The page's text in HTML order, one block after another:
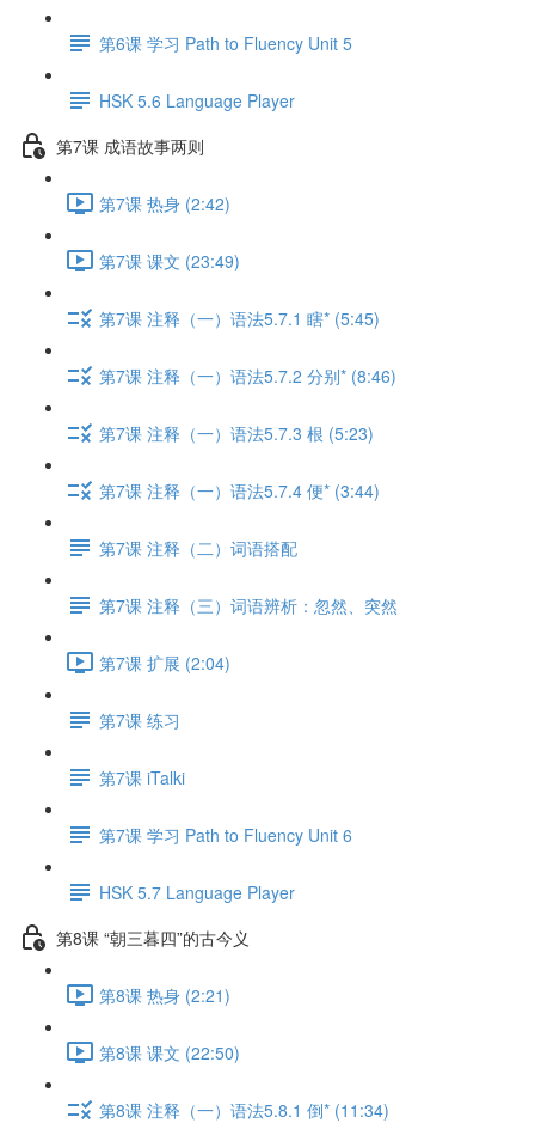
第6课 学习 Path to Fluency Unit 5
HSK 5.6 Language Player
第7课 成语故事两则
第7课 热身 (2:42)
第7课 课文 (23:49)
第7课 注释（一）语法5.7.1 瞎* (5:45)
第7课 注释（一）语法5.7.2 分别* (8:46)
第7课 注释（一）语法5.7.3 根 (5:23)
第7课 注释（一）语法5.7.4 便* (3:44)
第7课 注释（二）词语搭配
第7课 注释（三）词语辨析：忽然、突然
第7课 扩展 (2:04)
第7课 练习
第7课 iTalki
第7课 学习 Path to Fluency Unit 6
HSK 5.7 Language Player
第8课 “朝三暮四”的古今义
第8课 热身 (2:21)
第8课 课文 (22:50)
第8课 注释（一）语法5.8.1 倒* (11:34)